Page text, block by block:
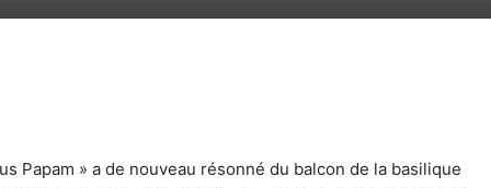
Papam » a de nouveau résonné du balcon de la basilique